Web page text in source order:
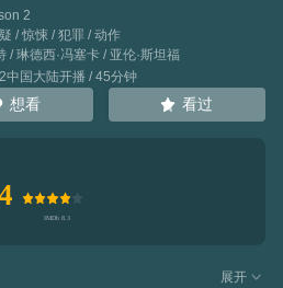
2
/ 惊悚 / 犯罪 / 动作
/琳德西·冯塞卡/ 亚伦·斯坦福
中国大陆开播 / 45分钟
想看 看过
展开